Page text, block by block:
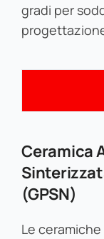
gradi per
Ceramica
(GPSN)
Le